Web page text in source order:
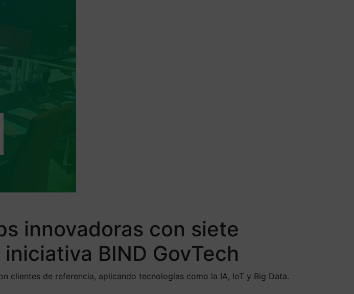
innovadoras con siete
BIND GovTech
clientes de referencia, aplicando tecnologías como la IA, IoT y Big Data.